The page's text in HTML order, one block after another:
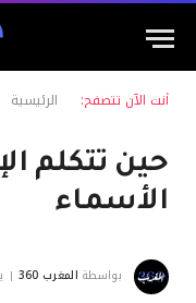
أنت الآن تتصفح: الرئيسية
حين تتكلم
الأسماء
بواسطة المغرب 360